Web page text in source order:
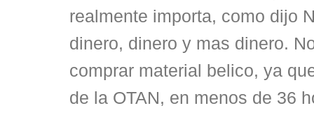
realmente importa, como dijo
dinero, dinero y mas dinero.
comprar material belico, ya
de la OTAN, en menos de 36